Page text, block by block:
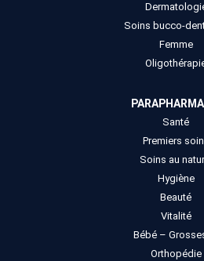
Soins bucco-
Femme
Santé
Premiers
Soins au
Hygiène
Beauté
Vitalité
Bébé –
Orthopédie